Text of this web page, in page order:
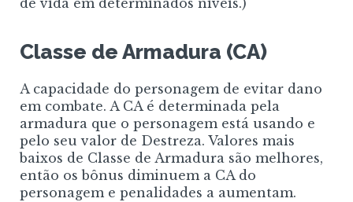
de vida em determinados níveis.)
Classe de Armadura (CA)
A capacidade do personagem de evitar dano
em combate. A CA é determinada pela
armadura que o personagem está usando e
pelo seu valor de Destreza. Valores mais
baixos de Classe de Armadura são melhores,
então os bônus diminuem a CA do
personagem e penalidades a aumentam.